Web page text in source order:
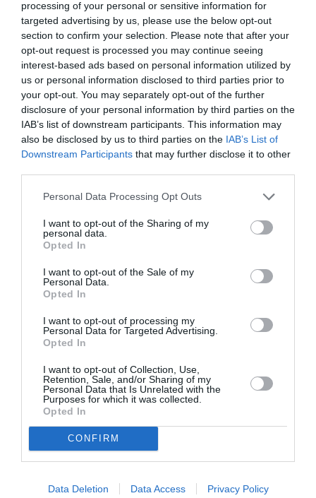
processing of your personal or sensitive information for
targeted advertising by us, please use the below opt-out
section to confirm your selection. Please note that after your
opt-out request is processed you may continue seeing
interest-based ads based on personal information utilized by
us or personal information disclosed to third parties prior to
your opt-out. You may separately opt-out of the further
disclosure of your personal information by third parties on the
IAB’s list of downstream participants. This information may
also be disclosed by us to third parties on the IAB’s List of
Downstream Participants that may further disclose it to other
Personal Data Processing Opt Outs
I want to opt-out of the Sharing of my
personal data.
Opted In
I want to opt-out of the Sale of my
Personal Data.
Opted In
I want to opt-out of processing my
Personal Data for Targeted Advertising.
Opted In
I want to opt-out of Collection, Use,
Retention, Sale, and/or Sharing of my
Personal Data that Is Unrelated with the
Purposes for which it was collected.
Opted In
CONFIRM
Data Deletion Data Access Privacy Policy
copii români de 5, 7 şi 10 anni, care a avut loc la Naro.
La această concluzie au ajuns carabinierii. (…) Mama
copiilor a povestit că înainte de a se simţi rău, copiii
au mâncat bomboane de ciocolată. Teză însă în
evaluarea anchetatorilor, care însă cred că cei trei au
băut metanol dintr-o sticlă lăsată în bucătărie şi
luată drept apă."
cu alimente lăsată în faţa casei, care conţinea
portocale şi o sticlă de vin sigilată. A lăsat-o o rudă
care cu puşin timp înainte s-a dus în farmacie pentru
a cumpăra medicamente. Cade astfel ipoteza că
cineva ar fi vrut să comită un act de natură rasială,
care de un an trăieşte în localitatea agrigentină."
Ulterior, după cum a declarat mama celor trei fraţi
pentru Gazeta Românească, s-a aflat că plasa cu vin
şi bomboane fusese doar adusă în casă de o rudă,
după ce a fost lăsată agăţată de clanţă de
către persoane necunoscute.